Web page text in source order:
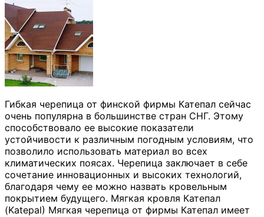
Гибкая черепица от финской фирмы Катепал сейчас
очень популярна в большинстве стран СНГ. Этому
способствовало ее высокие показатели
устойчивости к различным погодным условиям, что
позволило использовать материал во всех
климатических поясах. Черепица заключает в себе
сочетание инновационных и высоких технологий,
благодаря чему ее можно назвать кровельным
покрытием будущего. Мягкая кровля Катепал
(Katepal) Мягкая черепица от фирмы Катепал имеет